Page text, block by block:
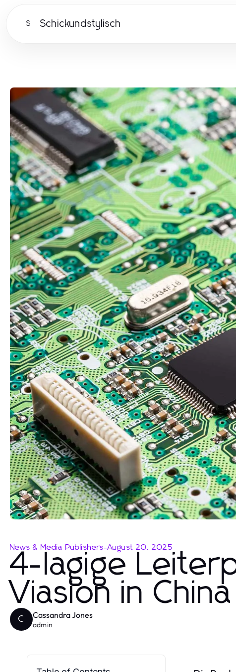
S Schickundstylisch
News & Media Publishers-August 20, 2025
4-lagige
Viasion in China
C Cassandra Jones
admin